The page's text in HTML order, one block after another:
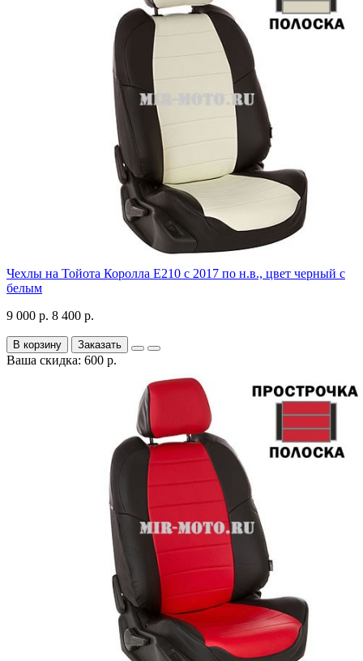
Чехлы на Тойота Королла Е210 с 2017 по н.в., цвет черный с
белым
9 000 р. 8 400 р.
В корзину Заказать
Ваша скидка: 600 р.